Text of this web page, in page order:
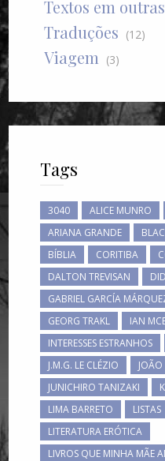
Textos em
Traduções (12)
Viagem (3)
Tags
3040 ALICE MUNRO
ARIANA GRANDE
BÍBLIA
CORITIBA
DALTON TREVISAN
GABRIEL GARCÍA
GEORG TRAKL
IAN
INTERESSES ESTRANHOS
J.M.G. LE CLÉZIO
JOÃO
JUNICHIRO TANIZAKI
LIMA BARRETO
LISTAS
LITERATURA ERÓTICA
LIVROS QUE MINHA MÃE